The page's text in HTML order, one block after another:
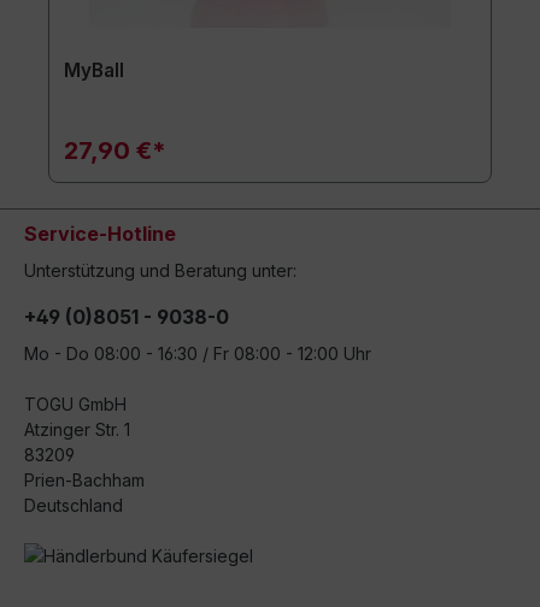
MyBall
27,90 €*
Service-Hotline
Unterstützung und Beratung unter:
+49 (0)8051 - 9038-0
Mo - Do 08:00 - 16:30 / Fr 08:00 - 12:00 Uhr
TOGU GmbH
Atzinger Str. 1
83209
Prien-Bachham
Deutschland